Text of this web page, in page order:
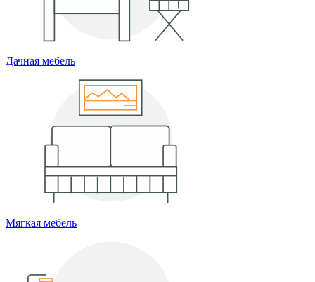
Дачная мебель
Мягкая мебель